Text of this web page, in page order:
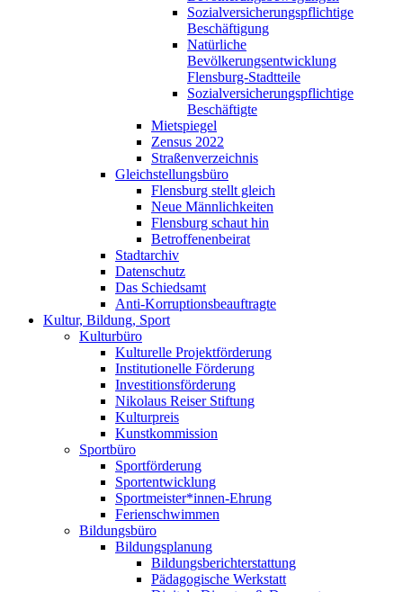
Sozialversicherungspflichtige
Beschäftigung
Natürliche
Bevölkerungsentwicklung
Flensburg-Stadtteile
Sozialversicherungspflichtige
Beschäftigte
Mietspiegel
Zensus 2022
Straßenverzeichnis
Gleichstellungsbüro
Flensburg stellt gleich
Neue Männlichkeiten
Flensburg schaut hin
Betroffenenbeirat
Stadtarchiv
Datenschutz
Das Schiedsamt
Anti-Korruptionsbeauftragte
Kultur, Bildung, Sport
Kulturbüro
Kulturelle Projektförderung
Institutionelle Förderung
Investitionsförderung
Nikolaus Reiser Stiftung
Kulturpreis
Kunstkommission
Sportbüro
Sportförderung
Sportentwicklung
Sportmeister*innen-Ehrung
Ferienschwimmen
Bildungsbüro
Bildungsplanung
Bildungsberichterstattung
Pädagogische Werkstatt